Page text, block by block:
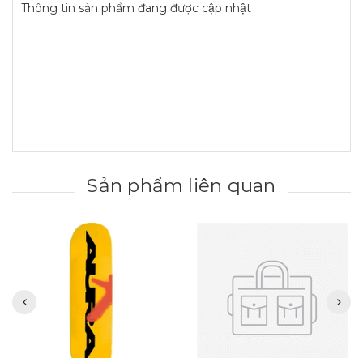
Thông tin sản phẩm đang được cập nhật
Sản phẩm liên quan